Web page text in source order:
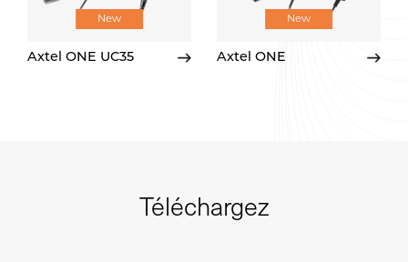
New
Axtel ONE UC35
New
Axtel ONE
Téléchargez